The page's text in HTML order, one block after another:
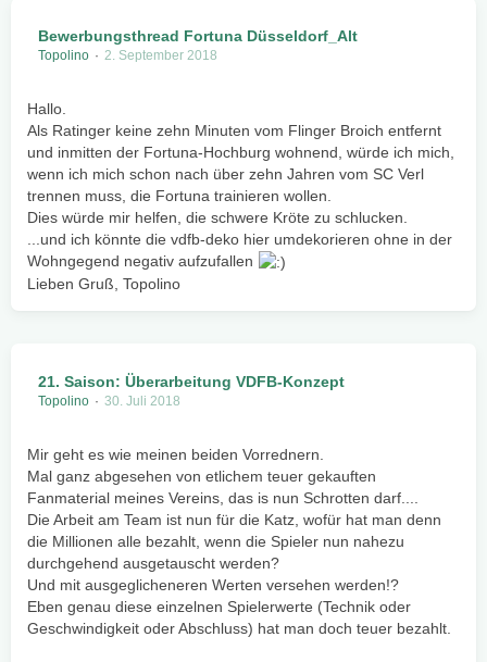
Bewerbungsthread Fortuna Düsseldorf_Alt
Topolino 2. September 2018
Hallo.
Als Ratinger keine zehn Minuten vom Flinger Broich entfernt
und inmitten der Fortuna-Hochburg wohnend, würde ich mich,
wenn ich mich schon nach über zehn Jahren vom SC Verl
trennen muss, die Fortuna trainieren wollen.
Dies würde mir helfen, die schwere Kröte zu schlucken.
...und ich könnte die vdfb-deko hier umdekorieren ohne in der
Wohngegend negativ aufzufallen
Lieben Gruß, Topolino
21. Saison: Überarbeitung VDFB-Konzept
Topolino 30. Juli 2018
Mir geht es wie meinen beiden Vorrednern.
Mal ganz abgesehen von etlichem teuer gekauften
Fanmaterial meines Vereins, das is nun Schrotten darf....
Die Arbeit am Team ist nun für die Katz, wofür hat man denn
die Millionen alle bezahlt, wenn die Spieler nun nahezu
durchgehend ausgetauscht werden?
Und mit ausgeglicheneren Werten versehen werden!?
Eben genau diese einzelnen Spielerwerte (Technik oder
Geschwindigkeit oder Abschluss) hat man doch teuer bezahlt.